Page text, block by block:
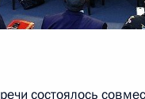
состоялось